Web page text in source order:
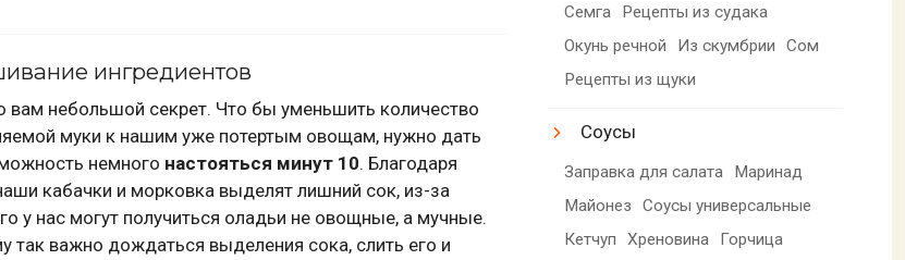
ингредиентов
вам небольшой секрет. Что бы уменьшить количество
муки к нашим уже потертым овощам, нужно дать
немного настояться минут 10. Благодаря
кабачки и морковка выделят лишний сок, из-за
у нас могут получиться оладьи не овощные, а мучные.
так важно дождаться выделения сока, слить его и
Семга
Рецепты из судака
Окунь речной
Из скумбрии
Сом
Рецепты из щуки
Соусы
Заправка для салата
Маринад
Майонез
Соусы универсальные
Кетчуп
Хреновина
Горчица